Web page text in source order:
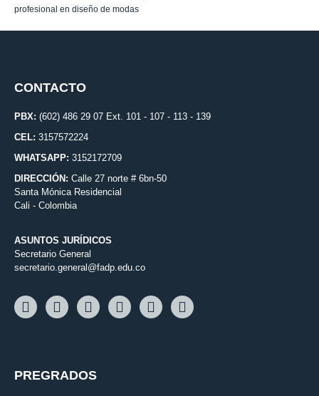
profesional en diseño de modas
CONTACTO
PBX: (602) 486 29 07 Ext. 101 - 107 - 113 - 139
CEL: 3157572224
WHATSAPP: 3152172709
DIRECCIÓN: Calle 27 norte # 6bn-50
Santa Mónica Residencial
Cali - Colombia
ASUNTOS JURÍDICOS
Secretario General
secretario.general@fadp.edu.co
PREGRADOS